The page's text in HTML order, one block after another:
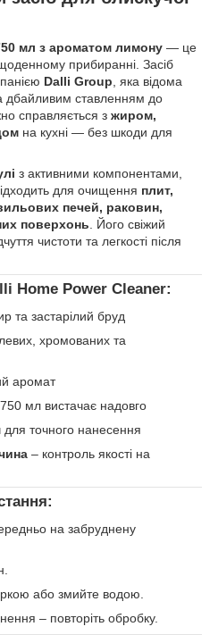
мл з ароматом лимону — це
прибиранні. Засіб
Dalli Group, яка відома
дбайливим ставленням до
справляється з жиром,
на кухні — без шкоди для
з активними компонентами,
для очищення плит,
печей, раковин,
поверхонь. Його свіжий
чистоти та легкості після
Home Power Cleaner:
та застарілий бруд
хромованих та
аромат
мл вистачає надовго
точного нанесення
– контроль якості на
на забруднену
або змийте водою.
– повторіть обробку.